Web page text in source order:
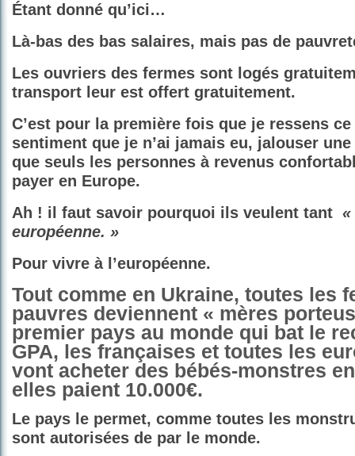
Étant donné qu’ici…
Là-bas des bas salaires, mais pas de
Les ouvriers des fermes sont logés
transport leur est offert gratuitement.
C’est pour la première fois que je ressens
sentiment que je n’ai jamais eu, jalouser
que seuls les personnes à revenus
payer en Europe.
Ah ! il faut savoir pourquoi ils veulent tant «
européenne. »
Pour vivre à l’européenne.
Tout comme en Ukraine, toutes les
pauvres deviennent « mères
premier pays au monde qui bat le
GPA, les françaises et toutes les
vont acheter des bébés-monstres
elles paient 10.000€.
Le pays le permet, comme toutes les
sont autorisées de par le monde.